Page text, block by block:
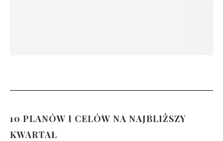
10 PLANÓW I CELÓW NA NAJBLIŻSZY
KWARTAŁ